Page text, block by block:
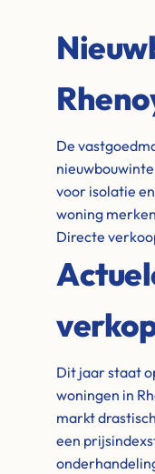
De
voor isolatie
woning
Directe
Dit jaar staat
woningen in
markt
een